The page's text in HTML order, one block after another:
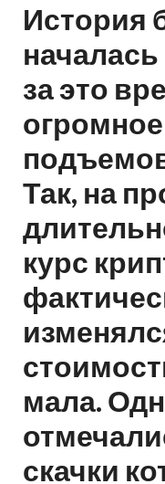
История
началась
за это
Так, на
курс
мала.
скачки